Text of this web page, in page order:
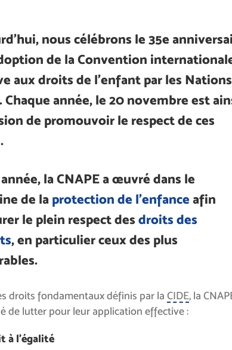
nous célébrons le 35e
de la Convention
aux droits de l’enfant par les Nations
Chaque année, le 20 novembre est
de promouvoir le respect de ces
la CNAPE a œuvré dans le
de la protection de l’enfance afin
le plein respect des droits des
, en particulier ceux des plus
droits fondamentaux définis par la CIDE, la
de lutter pour leur application effective :
à l’égalité